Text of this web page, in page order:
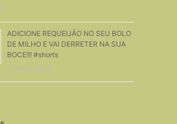
ADICIONE REQUEIJÃO NO SEU BOLO
DE MILHO E VAI DERRETER NA SUA
BOCE!!! #shorts
22 Abril, 2024